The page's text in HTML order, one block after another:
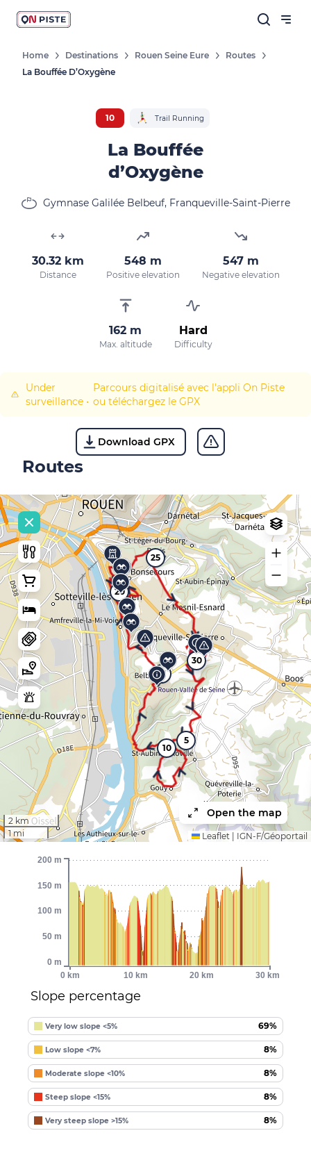
Home Destinations Rouen Seine Eure
Routes
La Bouffée D’Oxygène
10 Trail Running
La Bouffée
d’Oxygène
Gymnase Galilée Belbeuf, Franqueville-Saint-Pierre
30.32 km
Distance
548 m
Positive elevation
547 m
Negative elevation
162 m
Max. altitude
Hard
Difficulty
Under
surveillance •
Parcours digitalisé avec l'appli On Piste
ou téléchargez le GPX
Download GPX
Routes
5
10
15
20
25
30
2 km
1 mi
Open the map
Leaflet IGN-F/Géoportail
Slope percentage
Very low slope <5% 69%
Low slope <7% 8%
Moderate slope <10% 8%
Steep slope <15% 8%
Very steep slope >15% 8%
0 km 10 km 20 km 30 km
0 m
50 m
100 m
150 m
200 m